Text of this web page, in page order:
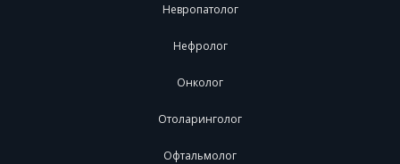
Невропатолог
Нефролог
Онколог
Отоларинголог
Офтальмолог